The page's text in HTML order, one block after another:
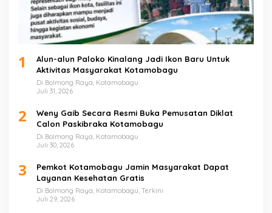
1
Alun-alun Paloko Kinalang Jadi Ikon Baru Untuk
Aktivitas Masyarakat Kotamobagu
Di Bolmong Raya, Kotamobagu
Juli 31, 2026
2
Weny Gaib Secara Resmi Buka Pemusatan Diklat
Calon Paskibraka Kotamobagu
Di Bolmong Raya, Kotamobagu
Juli 30, 2026
3
Pemkot Kotamobagu Jamin Masyarakat Dapat
Layanan Kesehatan Gratis
Di Bolmong Raya, Kotamobagu, Terkini
Juli 29, 2026